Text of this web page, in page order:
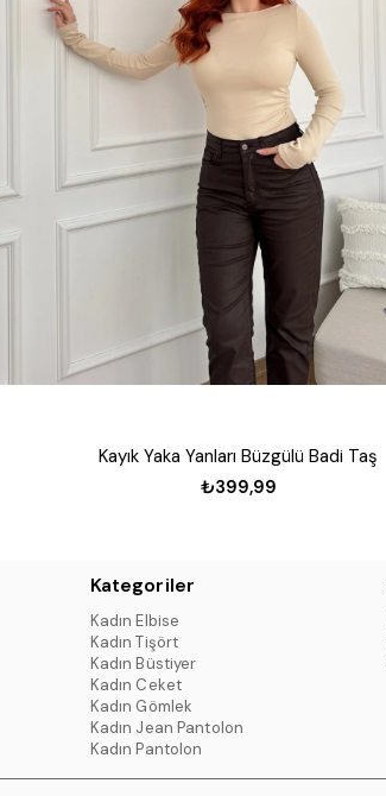
Kayık Yaka Yanları Büzgülü Badi Taş
₺399,99
Kategoriler
Kadın Elbise
Kadın Tişört
Kadın Büstiyer
Kadın Ceket
Kadın Gömlek
Kadın Jean Pantolon
Kadın Pantolon